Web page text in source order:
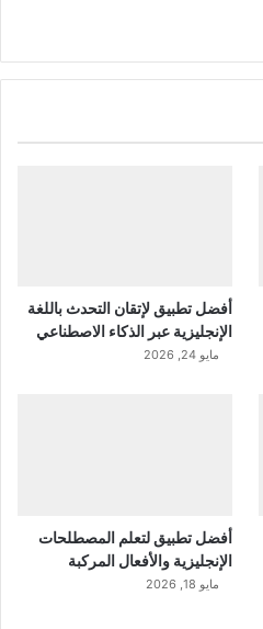
أفضل تطبيق لإتقان التحدث باللغة
الإنجليزية عبر الذكاء الاصطناعي
مايو 24, 2026
أفضل تطبيق لتعلم المصطلحات
الإنجليزية والأفعال المركبة
مايو 18, 2026